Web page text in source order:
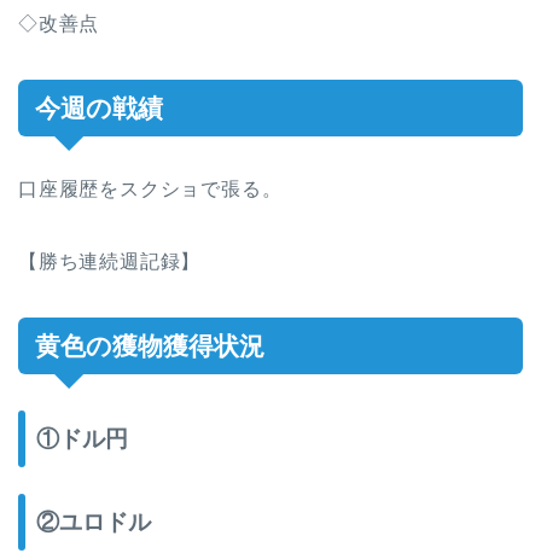
◇改善点
今週の戦績
口座履歴をスクショで張る。
【勝ち連続週記録】
黄色の獲物獲得状況
①ドル円
②ユロドル